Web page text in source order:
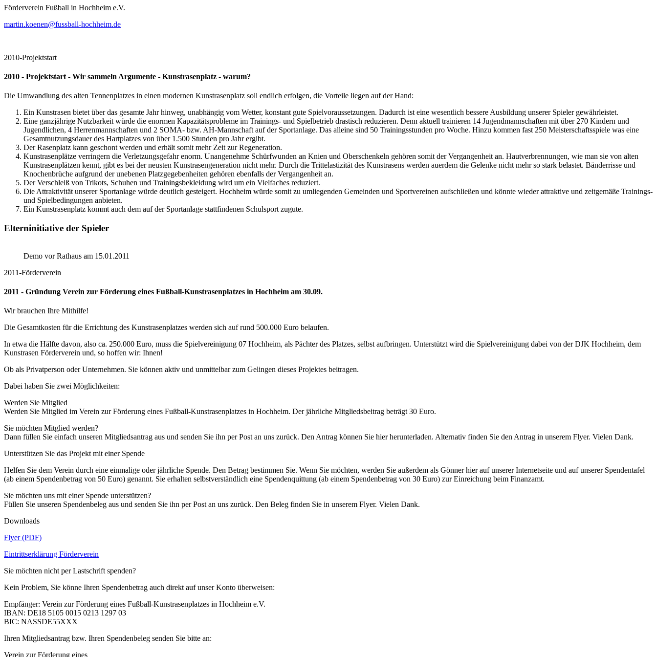
Förderverein Fußball in Hochheim e.V.
martin.koenen@fussball-hochheim.de
2010-Projektstart
2010 - Projektstart - Wir sammeln Argumente - Kunstrasenplatz - warum?
Die Umwandlung des alten Tennenplatzes in einen modernen Kunstrasenplatz soll endlich erfolgen, die Vorteile liegen auf der Hand:
Ein Kunstrasen bietet über das gesamte Jahr hinweg, unabhängig vom Wetter, konstant gute Spielvoraussetzungen. Dadurch ist eine wesentlich bessere Ausbildung unserer Spieler gewährleistet.
Eine ganzjährige Nutzbarkeit würde die enormen Kapazitätsprobleme im Trainings- und Spielbetrieb drastisch reduzieren. Denn aktuell trainieren 14 Jugendmannschaften mit über 270 Kindern und
Jugendlichen, 4 Herrenmannschaften und 2 SOMA- bzw. AH-Mannschaft auf der Sportanlage. Das alleine sind 50 Trainingsstunden pro Woche. Hinzu kommen fast 250 Meisterschaftsspiele was eine
Gesamtnutzungsdauer des Hartplatzes von über 1.500 Stunden pro Jahr ergibt.
Der Rasenplatz kann geschont werden und erhält somit mehr Zeit zur Regeneration.
Kunstrasenplätze verringern die Verletzungsgefahr enorm. Unangenehme Schürfwunden an Knien und Oberschenkeln gehören somit der Vergangenheit an. Hautverbrennungen, wie man sie von alten
Kunstrasenplätzen kennt, gibt es bei der neusten Kunstrasengeneration nicht mehr. Durch die Trittelastizität des Kunstrasens werden auerdem die Gelenke nicht mehr so stark belastet. Bänderrisse und
Knochenbrüche aufgrund der unebenen Platzgegebenheiten gehören ebenfalls der Vergangenheit an.
Der Verschleiß von Trikots, Schuhen und Trainingsbekleidung wird um ein Vielfaches reduziert.
Die Attraktivität unserer Sportanlage würde deutlich gesteigert. Hochheim würde somit zu umliegenden Gemeinden und Sportvereinen aufschließen und könnte wieder attraktive und zeitgemäße Trainings-
und Spielbedingungen anbieten.
Ein Kunstrasenplatz kommt auch dem auf der Sportanlage stattfindenen Schulsport zugute.
Elterninitiative der Spieler
Demo vor Rathaus am 15.01.2011
2011-Förderverein
2011 - Gründung Verein zur Förderung eines Fußball-Kunstrasenplatzes in Hochheim am 30.09.
Wir brauchen Ihre Mithilfe!
Die Gesamtkosten für die Errichtung des Kunstrasenplatzes werden sich auf rund 500.000 Euro belaufen.
In etwa die Hälfte davon, also ca. 250.000 Euro, muss die Spielvereinigung 07 Hochheim, als Pächter des Platzes, selbst aufbringen. Unterstützt wird die Spielvereinigung dabei von der DJK Hochheim, dem
Kunstrasen Förderverein und, so hoffen wir: Ihnen!
Ob als Privatperson oder Unternehmen. Sie können aktiv und unmittelbar zum Gelingen dieses Projektes beitragen.
Dabei haben Sie zwei Möglichkeiten:
Werden Sie Mitglied
Werden Sie Mitglied im Verein zur Förderung eines Fußball-Kunstrasenplatzes in Hochheim. Der jährliche Mitgliedsbeitrag beträgt 30 Euro.
Sie möchten Mitglied werden?
Dann füllen Sie einfach unseren Mitgliedsantrag aus und senden Sie ihn per Post an uns zurück. Den Antrag können Sie hier herunterladen. Alternativ finden Sie den Antrag in unserem Flyer. Vielen Dank.
Unterstützen Sie das Projekt mit einer Spende
Helfen Sie dem Verein durch eine einmalige oder jährliche Spende. Den Betrag bestimmen Sie. Wenn Sie möchten, werden Sie außerdem als Gönner hier auf unserer Internetseite und auf unserer Spendentafel
(ab einem Spendenbetrag von 50 Euro) genannt. Sie erhalten selbstverständlich eine Spendenquittung (ab einem Spendenbetrag von 30 Euro) zur Einreichung beim Finanzamt.
Sie möchten uns mit einer Spende unterstützen?
Füllen Sie unseren Spendenbeleg aus und senden Sie ihn per Post an uns zurück. Den Beleg finden Sie in unserem Flyer. Vielen Dank.
Downloads
Flyer (PDF)
Eintrittserklärung Förderverein
Sie möchten nicht per Lastschrift spenden?
Kein Problem, Sie könne Ihren Spendenbetrag auch direkt auf unser Konto überweisen:
Empfänger: Verein zur Förderung eines Fußball-Kunstrasenplatzes in Hochheim e.V.
IBAN: DE18 5105 0015 0213 1297 03
BIC: NASSDE55XXX
Ihren Mitgliedsantrag bzw. Ihren Spendenbeleg senden Sie bitte an:
Verein zur Förderung eines